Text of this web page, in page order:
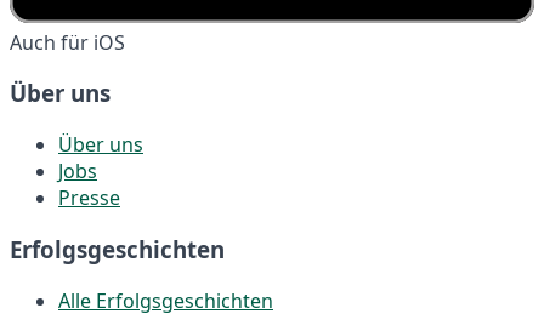
Auch für iOS
Über uns
Über uns
Jobs
Presse
Erfolgsgeschichten
Alle Erfolgsgeschichten